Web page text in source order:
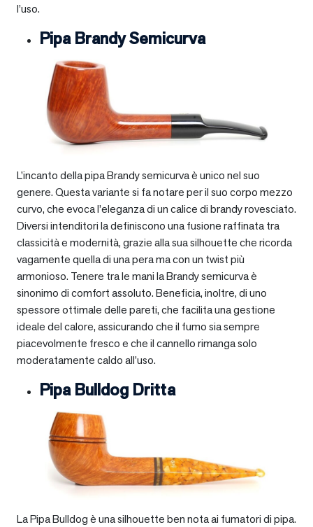
l’uso.
Pipa Brandy Semicurva
L’incanto della pipa Brandy semicurva è unico nel suo
genere. Questa variante si fa notare per il suo corpo mezzo
curvo, che evoca l’eleganza di un calice di brandy rovesciato.
Diversi intenditori la definiscono una fusione raffinata tra
classicità e modernità, grazie alla sua silhouette che ricorda
vagamente quella di una pera ma con un twist più
armonioso. Tenere tra le mani la Brandy semicurva è
sinonimo di comfort assoluto. Beneficia, inoltre, di uno
spessore ottimale delle pareti, che facilita una gestione
ideale del calore, assicurando che il fumo sia sempre
piacevolmente fresco e che il cannello rimanga solo
moderatamente caldo all’uso.
Pipa Bulldog Dritta
La Pipa Bulldog è una silhouette ben nota ai fumatori di pipa.